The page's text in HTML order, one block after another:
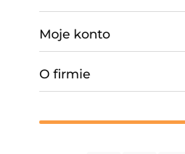
Moje konto
O firmie